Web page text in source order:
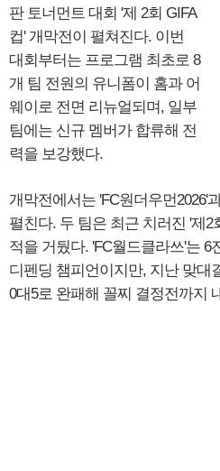
판 토너먼트 대회 '제 2회 GIFA
컵' 개막전이 펼쳐진다. 이번
대회부터는 프로그램 최초로 8
개 팀 전원의 유니폼이 홈과 어
웨이로 전면 리뉴얼되며, 일부
팀에는 신규 멤버가 합류해 전
력을 보강했다.
개막전에서는 'FC원더우먼2026'
펼친다. 두 팀은 최근 치러진 '제2
적을 거뒀다. 'FC월드클라쓰'는 6
디펜딩 챔피언이지만, 지난 맞대
0대5로 완패해 꼴찌 결정전까지